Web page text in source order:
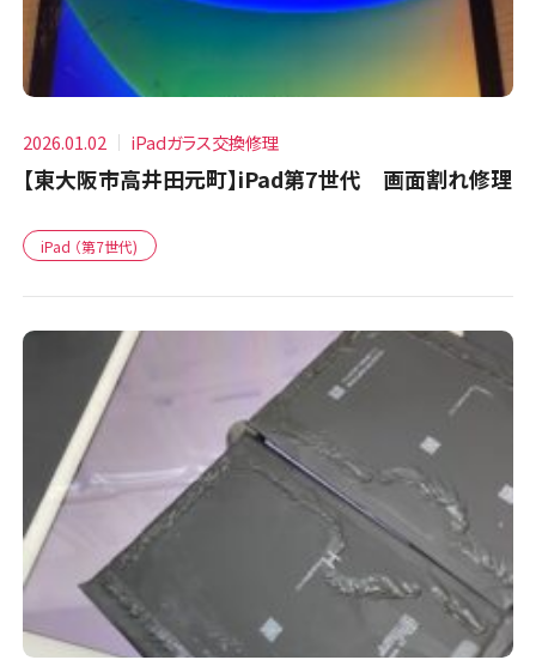
2026.01.02 iPadガラス交換修理
【東大阪市高井田元町】iPad第7世代 画面割れ修理
iPad （第7世代)